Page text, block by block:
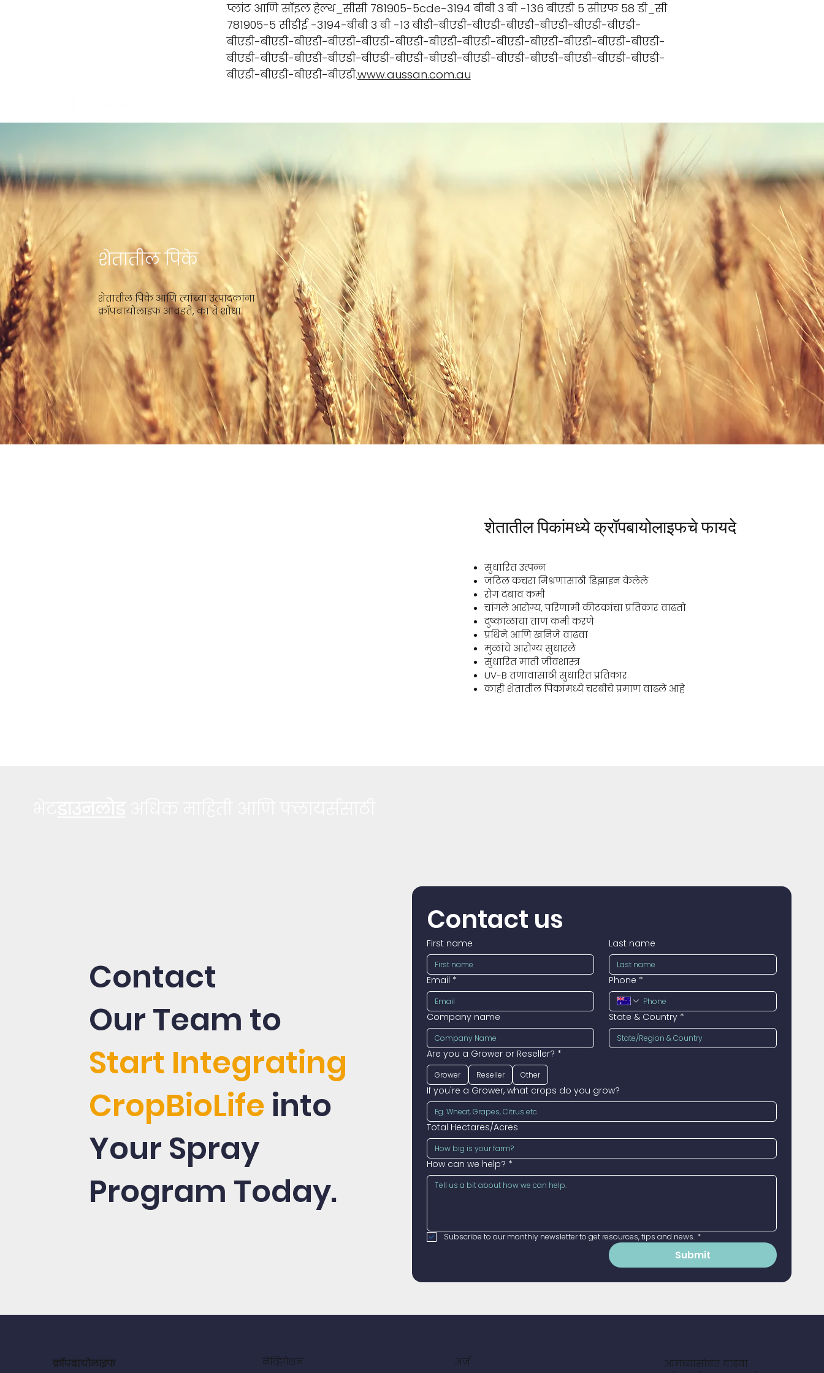
प्लांट आणि सॉइल हेल्थ_सीसी 781905-5cde-3194 बीबी 3 बी -136 बीएडी 5 सीएफ 58 डी_सी
781905-5 सीडीई -3194-बीबी 3 बी -13 बीडी-बीएडी-बीएडी-बीएडी-बीएडी-बीएडी-बीएडी-
बीएडी-बीएडी-बीएडी-बीएडी-बीएडी-बीएडी-बीएडी-बीएडी-बीएडी-बीएडी-बीएडी-बीएडी-बीएडी-
बीएडी-बीएडी-बीएडी-बीएडी-बीएडी-बीएडी-बीएडी-बीएडी-बीएडी-बीएडी-बीएडी-बीएडी-बीएडी-
बीएडी-बीएडी-बीएडी-बीएडी.www.aussan.com.au
शेतातील पिके
शेतातील पिके आणि त्यांच्या उत्पादकांना
क्रॉपबायोलाइफ आवडते, का ते शोधा.
शेतातील पिकांमध्ये क्रॉपबायोलाइफचे फायदे
सुधारित उत्पन्न
जटिल कचरा मिश्रणासाठी डिझाइन केलेले
रोग दबाव कमी
चांगले आरोग्य, परिणामी कीटकांचा प्रतिकार वाढतो
दुष्काळाचा ताण कमी करणे
प्रथिने आणि खनिजे वाढवा
मुळांचे आरोग्य सुधारले
सुधारित माती जीवशास्त्र
UV-B तणावासाठी सुधारित प्रतिकार
काही शेतातील पिकांमध्ये चरबीचे प्रमाण वाढले आहे
Contact
Our Team to
Start Integrating
CropBioLife into
Your Spray
Program Today.
Contact us
First name Last name
Email * Phone *
Company name State & Country *
Are you a Grower or Reseller? *
Grower Reseller Other
If you're a Grower, what crops do you grow?
Total Hectares/Acres
How can we help? *
Subscribe to our monthly newsletter to get resources, tips and news. *
Submit
क्रॉपबायोलाइफ नेव्हिगेशन अर्ज
आमच्यासोबत वाढवा